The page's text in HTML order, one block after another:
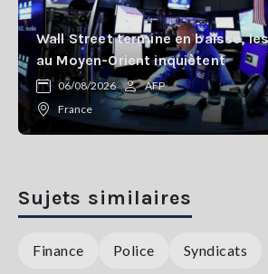
Wall Street termine en baisse,
au Moyen-Orient inquiètent
06/08/2026
AFP
France
Sujets similaires
Finance Police Syndicats